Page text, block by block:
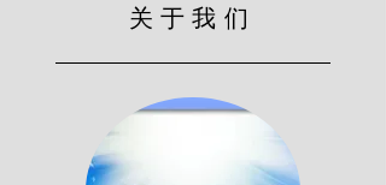
关于我们